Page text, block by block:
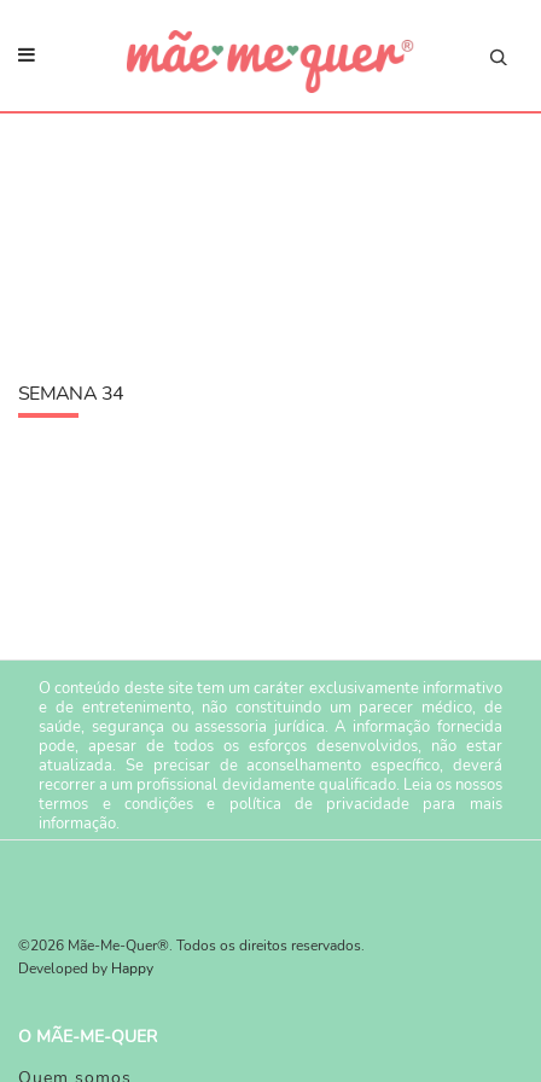
SEMANA 34
O conteúdo deste site tem um caráter exclusivamente informativo
e de entretenimento, não constituindo um parecer médico, de
saúde, segurança ou assessoria jurídica. A informação fornecida
pode, apesar de todos os esforços desenvolvidos, não estar
atualizada. Se precisar de aconselhamento específico, deverá
recorrer a um profissional devidamente qualificado. Leia os nossos
termos e condiçõese política de privacidade para mais
informação.
©2026 Mãe-Me-Quer®. Todos os direitos reservados.
Developed by Happy
O MÃE-ME-QUER